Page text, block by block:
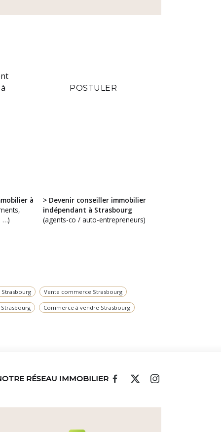
POSTULER
à
…)
> Devenir conseiller immobilier
indépendant à Strasbourg
(agents-co / auto-entrepreneurs)
Vente commerce Strasbourg
Commerce à vendre Strasbourg
RÉSEAU IMMOBILIER